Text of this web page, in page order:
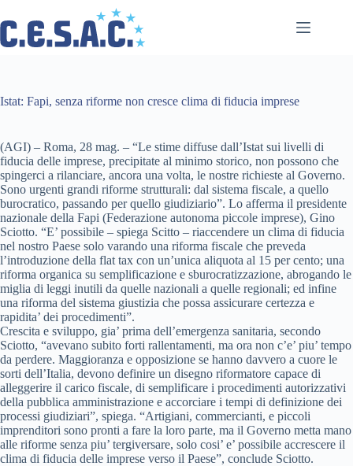
al
contenuto
Istat: Fapi, senza riforme non cresce clima di fiducia imprese
(AGI) – Roma, 28 mag. – “Le stime diffuse dall’Istat sui livelli di
fiducia delle imprese, precipitate al minimo storico, non possono che
spingerci a rilanciare, ancora una volta, le nostre richieste al Governo.
Sono urgenti grandi riforme strutturali: dal sistema fiscale, a quello
burocratico, passando per quello giudiziario”. Lo afferma il presidente
nazionale della Fapi (Federazione autonoma piccole imprese), Gino
Sciotto. “E’ possibile – spiega Scitto – riaccendere un clima di fiducia
nel nostro Paese solo varando una riforma fiscale che preveda
l’introduzione della flat tax con un’unica aliquota al 15 per cento; una
riforma organica su semplificazione e sburocratizzazione, abrogando le
miglia di leggi inutili da quelle nazionali a quelle regionali; ed infine
una riforma del sistema giustizia che possa assicurare certezza e
rapidita’ dei procedimenti”.
Crescita e sviluppo, gia’ prima dell’emergenza sanitaria, secondo
Sciotto, “avevano subito forti rallentamenti, ma ora non c’e’ piu’ tempo
da perdere. Maggioranza e opposizione se hanno davvero a cuore le
sorti dell’Italia, devono definire un disegno riformatore capace di
alleggerire il carico fiscale, di semplificare i procedimenti autorizzativi
della pubblica amministrazione e accorciare i tempi di definizione dei
processi giudiziari”, spiega. “Artigiani, commercianti, e piccoli
imprenditori sono pronti a fare la loro parte, ma il Governo metta mano
alle riforme senza piu’ tergiversare, solo cosi’ e’ possibile accrescere il
clima di fiducia delle imprese verso il Paese”, conclude Sciotto.